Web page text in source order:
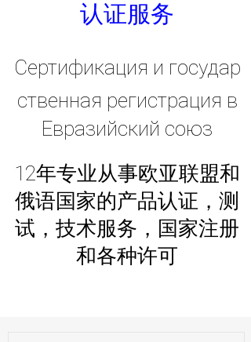
认证服务
Сертификация и государ
ственная регистрация в
Евразийский союз
12年专业从事欧亚联盟和
俄语国家的产品认证 ，测
试，技术服务，国家注册
和各种许可